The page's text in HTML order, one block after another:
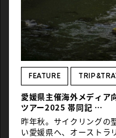
は、アフターライドの”
の表情だ。本日も晴天な
好のサイクリング日和だ
続き宇和海に沿って北上
町、八幡浜を目指そう
や、養殖筏が浮き並ぶ入
ぎる。係留された船の上
けで、港町は閑散として
早朝終えたのだろうか、
郵便局、小さな商店。入
集落を過ぎ、また現れる
[…]
FEATURE
愛媛県主催海外メディア
ツアー2025 帯同記
#02
昨年秋。サイクリングの
い愛媛県へ、オーストラ